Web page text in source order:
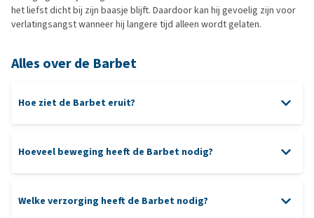
het liefst dicht bij zijn baasje blijft. Daardoor kan hij gevoelig zijn voor
verlatingsangst wanneer hij langere tijd alleen wordt gelaten.
Alles over de Barbet
Hoe ziet de Barbet eruit?
Hoeveel beweging heeft de Barbet nodig?
Welke verzorging heeft de Barbet nodig?